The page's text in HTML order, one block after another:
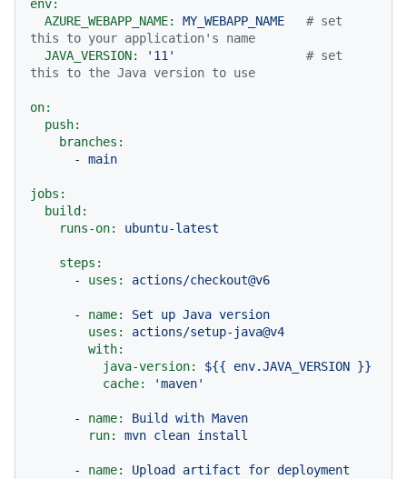
env:
AZURE_WEBAPP_NAME:
MY_WEBAPP_NAME
# set
this to your application's name
JAVA_VERSION:
'11'
# set
this to the Java version to use
on:
push:
branches:
-
main
jobs:
build:
runs-on:
ubuntu-latest
steps:
-
uses: actions/checkout@v6
- name: Set up Java version
uses:
actions/setup-java@v4
with:
java-version:
${{ env.JAVA_VERSION }}
cache:
'maven'
- name: Build with Maven
run:
mvn clean install
- name: Upload artifact for deployment